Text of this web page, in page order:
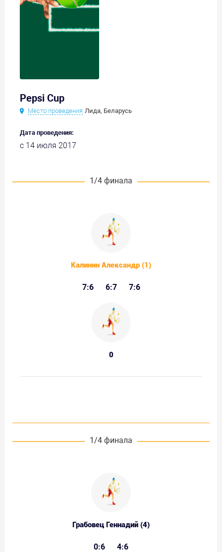
Pepsi Cup
Место проведения Лида, Беларусь
Дата проведения:
с 14 июля 2017
1/4 финала
Калинин Александр (1)
7:6 6:7 7:6
0
1/4 финала
Грабовец Геннадий (4)
0:6 4:6